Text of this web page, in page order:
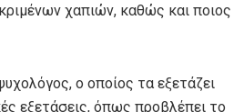
χαπιών, καθώς και ποιος
ο οποίος τα εξετάζει
εξετάσεις, όπως προβλέπει το